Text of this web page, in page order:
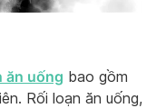
ăn uống bao gồm
Rối loạn ăn uống,